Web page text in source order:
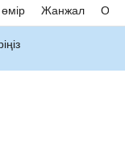
Жанжал